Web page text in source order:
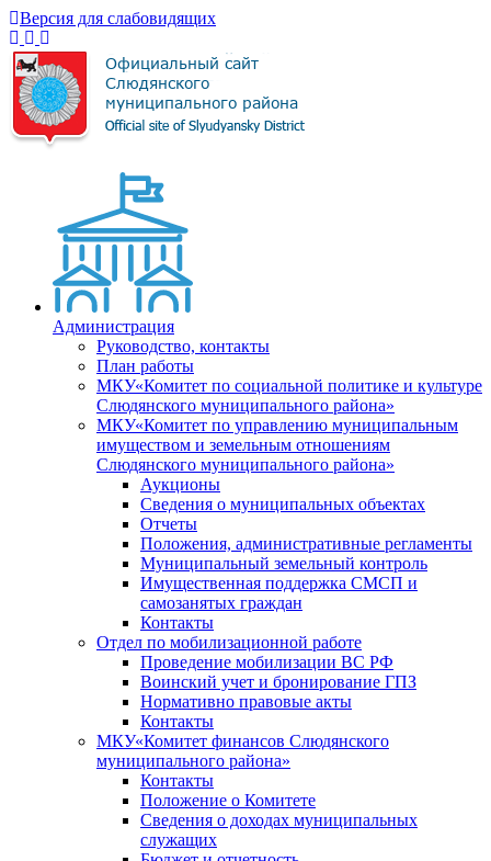
Версия для слабовидящих
Администрация
Руководство, контакты
План работы
МКУ«Комитет по социальной политике и культуре
Слюдянского муниципального района»
МКУ«Комитет по управлению муниципальным
имуществом и земельным отношениям
Слюдянского муниципального района»
Аукционы
Сведения о муниципальных объектах
Отчеты
Положения, административные регламенты
Муниципальный земельный контроль
Имущественная поддержка СМСП и
самозанятых граждан
Контакты
Отдел по мобилизационной работе
Проведение мобилизации ВС РФ
Воинский учет и бронирование ГПЗ
Нормативно правовые акты
Контакты
МКУ«Комитет финансов Слюдянского
муниципального района»
Контакты
Положение о Комитете
Сведения о доходах муниципальных
служащих